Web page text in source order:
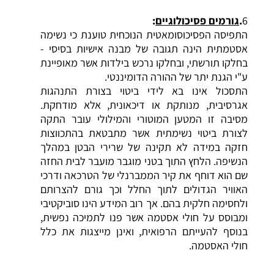
6
.גורמים פסיכולוגיים:
התפיסה הפסיכוסומאטית הנוכחית טוענת כי נשימה
אסטמתית הינה תגובה של מבנה אישיות בסיסי -
בחלקו תורשתי, ובחלקו נרכש בילדות אשר מאופיינת
ע"י הגנת יתר של ההורה הדומיננטי.
התסכול אינו בא לידי ביטוי בצורת התנהגות
אגרסיבית, מנותקת או דיכאונית, אלא מודחקת.
מסיבה זו המטען המוטורי והמילולי עובר התקה
לצורת ביטוי נשימתית אשר מתבטאת בהתכווצות
חזקה במידה לא תקינה של שרירי הבטן במהלך
הנשיפה. הלחץ התוך בטני מוגבר מועבר לבית החזה
שם הוא דוחף את קיר הממברנלי של הטרכאה ודרכי
האוויר הגדולים לתוך החלל וכך גורם להצרותם
ולחסימה חלקית בהם. אך רוב המידע הינו סוביקטיבי
ומבוסס על חולי אסטמה אשר פנו לתמיכה נפשית,
בנוסף להעייתם הרפואית, ואינן מייצגות את כלל
חולי האסטמה.